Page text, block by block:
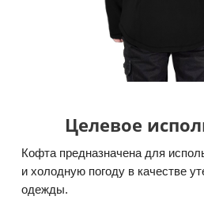
Целевое
Кофта предназначена для
и холодную погоду в качестве
одежды.